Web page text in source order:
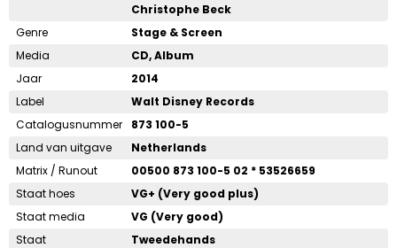
Christophe Beck
Genre
Stage & Screen
Media
CD, Album
Jaar
2014
Label
Walt Disney Records
Catalogusnummer
873 100-5
Land van uitgave
Netherlands
Matrix / Runout
00500 873 100-5 02 * 53526659
Staat hoes
VG+ (Very good plus)
Staat media
VG (Very good)
Staat
Tweedehands